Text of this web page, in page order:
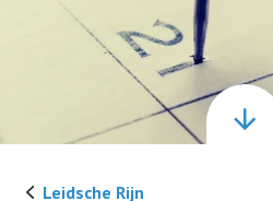
Terugblikken
Ledenservice
Leidsche Rijn